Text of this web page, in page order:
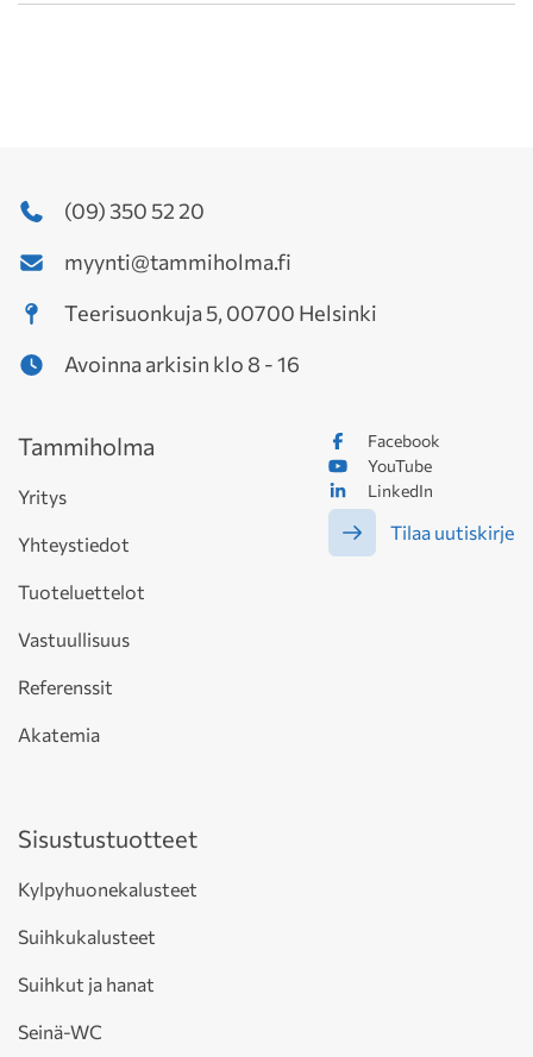
(09) 350 52 20
myynti@tammiholma.fi
Teerisuonkuja 5, 00700 Helsinki
Avoinna arkisin klo 8 - 16
Facebook
YouTube
LinkedIn
Tilaa uutiskirje
Tammiholma
Yritys
Yhteystiedot
Tuoteluettelot
Vastuullisuus
Referenssit
Akatemia
Sisustustuotteet
Kylpyhuonekalusteet
Suihkukalusteet
Suihkut ja hanat
Seinä-WC